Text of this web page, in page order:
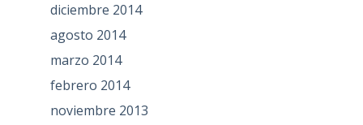
diciembre 2014
agosto 2014
marzo 2014
febrero 2014
noviembre 2013